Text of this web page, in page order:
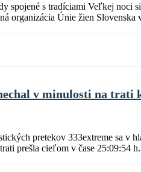
spojené s tradíciami Veľkej
organizácia Únie žien
v minulosti na trati
pretekov 333extreme sa v
prešla cieľom v čase 25:09:54 h.